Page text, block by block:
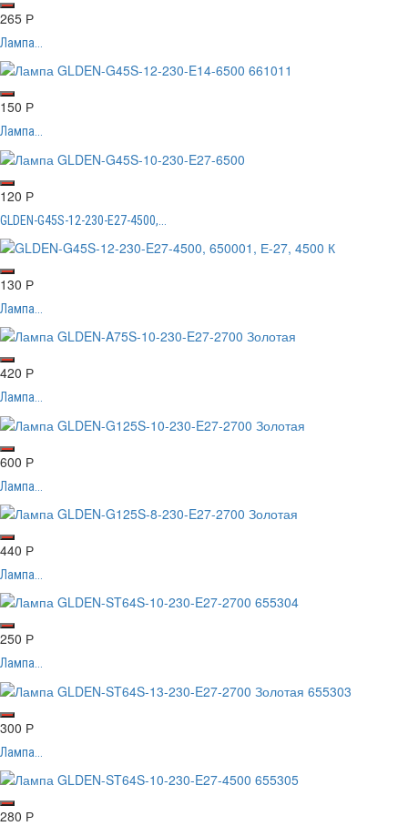
265 Р
Лампа...
150 Р
Лампа...
120 Р
GLDEN-G45S-12-230-E27-4500,...
130 Р
Лампа...
420 Р
Лампа...
600 Р
Лампа...
440 Р
Лампа...
250 Р
Лампа...
300 Р
Лампа...
280 Р